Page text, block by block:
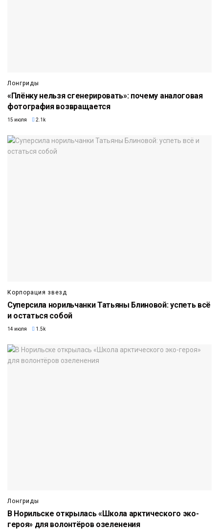
Лонгриды
«Плёнку нельзя сгенерировать»: почему аналоговая
фотография возвращается
15 июля 2.1k
Корпорация звезд
Суперсила норильчанки Татьяны Блиновой: успеть всё
и остаться собой
14 июля 1.5k
Лонгриды
В Норильске открылась «Школа арктического эко-
героя» для волонтёров озеленения